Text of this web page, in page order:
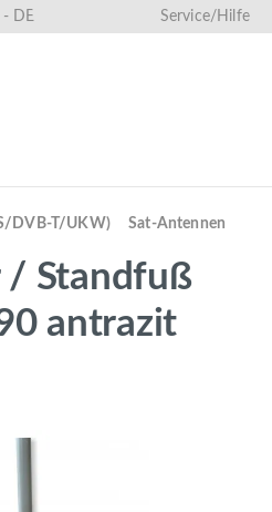
- DE Service/Hilfe
DVB-T/UKW) Sat-Antennen
/ Standfuß
antrazit